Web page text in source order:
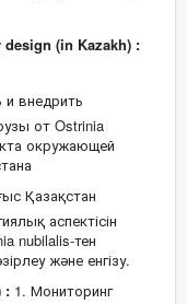
(in Kazakh) :
и внедрить
от Ostrinia
окружающей
Қазақстан
аспектісін
nubilalis-тен
және енгізу.
: 1. Мониторинг